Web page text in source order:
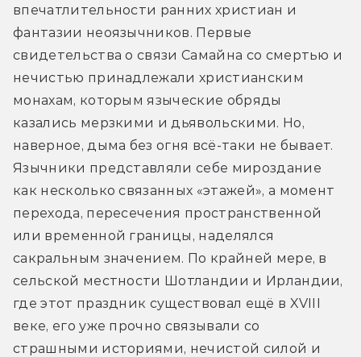
впечатлительности ранних христиан и
фантазии неоязычников. Первые
свидетельства о связи Самайна со смертью и
нечистью принадлежали христианским
монахам, которым языческие обряды
казались мерзкими и дьявольскими. Но,
наверное, дыма без огня всё-таки не бывает.
Язычники представляли себе мироздание
как несколько связанных «этажей», а момент
перехода, пересечения пространственной
или временной границы, наделялся
сакральным значением. По крайней мере, в
сельской местности Шотландии и Ирландии,
где этот праздник существовал ещё в XVIII
веке, его уже прочно связывали со
страшными историями, нечистой силой и